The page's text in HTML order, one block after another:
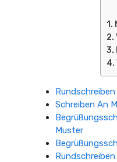
Schreiben An
Muster